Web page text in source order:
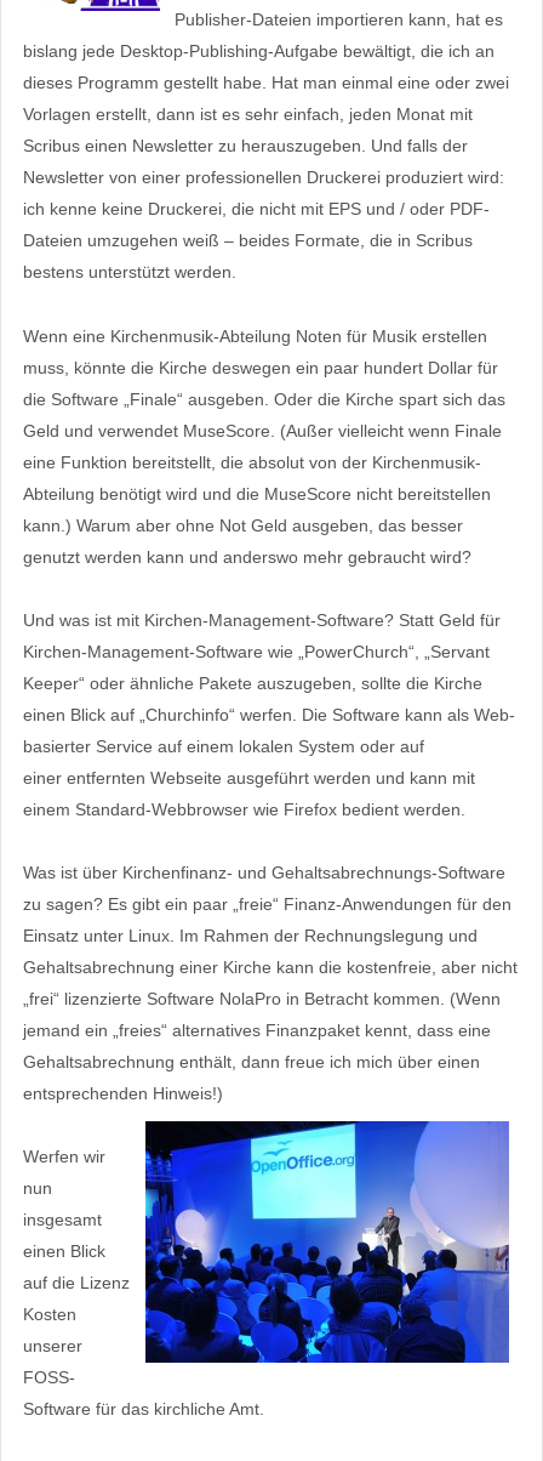
Publisher-Dateien importieren kann, hat es
bislang jede Desktop-Publishing-Aufgabe bewältigt, die ich an
dieses Programm gestellt habe. Hat man einmal eine oder zwei
Vorlagen erstellt, dann ist es sehr einfach, jeden Monat mit
Scribus einen Newsletter zu herauszugeben. Und falls der
Newsletter von einer professionellen Druckerei produziert wird:
ich kenne keine Druckerei, die nicht mit EPS und / oder PDF-
Dateien umzugehen weiß – beides Formate, die in Scribus
bestens unterstützt werden.
Wenn eine Kirchenmusik-Abteilung Noten für Musik erstellen
muss, könnte die Kirche deswegen ein paar hundert Dollar für
die Software „Finale“ ausgeben. Oder die Kirche spart sich das
Geld und verwendet MuseScore. (Außer vielleicht wenn Finale
eine Funktion bereitstellt, die absolut von der Kirchenmusik-
Abteilung benötigt wird und die MuseScore nicht bereitstellen
kann.) Warum aber ohne Not Geld ausgeben, das besser
genutzt werden kann und anderswo mehr gebraucht wird?
Und was ist mit Kirchen-Management-Software? Statt Geld für
Kirchen-Management-Software wie „PowerChurch“, „Servant
Keeper“ oder ähnliche Pakete auszugeben, sollte die Kirche
einen Blick auf „Churchinfo“ werfen. Die Software kann als Web-
basierter Service auf einem lokalen System oder auf
einer entfernten Webseite ausgeführt werden und kann mit
einem Standard-Webbrowser wie Firefox bedient werden.
Was ist über Kirchenfinanz- und Gehaltsabrechnungs-Software
zu sagen? Es gibt ein paar „freie“ Finanz-Anwendungen für den
Einsatz unter Linux. Im Rahmen der Rechnungslegung und
Gehaltsabrechnung einer Kirche kann die kostenfreie, aber nicht
„frei“ lizenzierte Software NolaPro in Betracht kommen. (Wenn
jemand ein „freies“ alternatives Finanzpaket kennt, dass eine
Gehaltsabrechnung enthält, dann freue ich mich über einen
entsprechenden Hinweis!)
Werfen wir
nun
insgesamt
einen Blick
auf die Lizenz
Kosten
unserer
FOSS-
Software für das kirchliche Amt.